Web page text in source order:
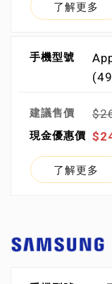
了解更多
了解更多